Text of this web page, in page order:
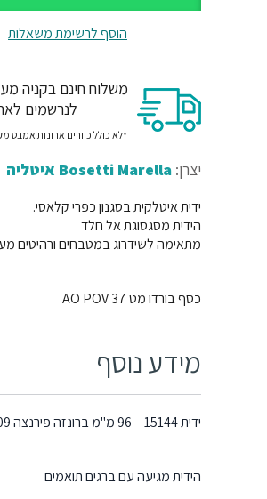
הוסף לרשימת משאלות
משלוח חינם בקניה מעל 399
לנרשמים
*לא כולל כיורים ארונות אמבט
יצרן: Bosetti Marella איטליה
ידית איטלקית בסגנון כפרי קלאסי.
הידית מסגסוגת אל חלד
מתאימה לשידרוג במטבחים ורהיטים
כסף בורדו מט 37 AO POV
מידע נוסף
ידית 15144 – 96 מ"מ ברונזה פירנצה M09
הידית מגיעה עם ברגים תואמים